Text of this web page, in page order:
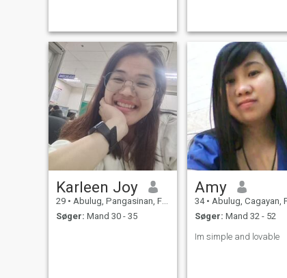
Karleen Joy
29 • Abulug, Pangasinan, Filippinerne
Søger: Mand 30 - 35
Amy
34 • Abulug, Cagayan,
Søger: Mand 32 - 52
Im simple and lovable